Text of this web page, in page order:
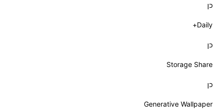
כן
Daily+
כן
Storage Share
כן
Generative Wallpaper